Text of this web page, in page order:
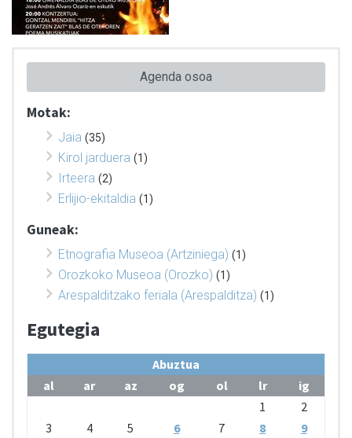
Agenda osoa
Motak:
Jaia (35)
Kirol jarduera (1)
Irteera (2)
Erlijio-ekitaldia (1)
Guneak:
Etnografia Museoa (Artziniega) (1)
Orozkoko Museoa (Orozko) (1)
Arespalditzako feriala (Arespalditza) (1)
Egutegia
Abuztua
al
ar az og ol lr
ig
1
2
3
4 5 6 7 8
9